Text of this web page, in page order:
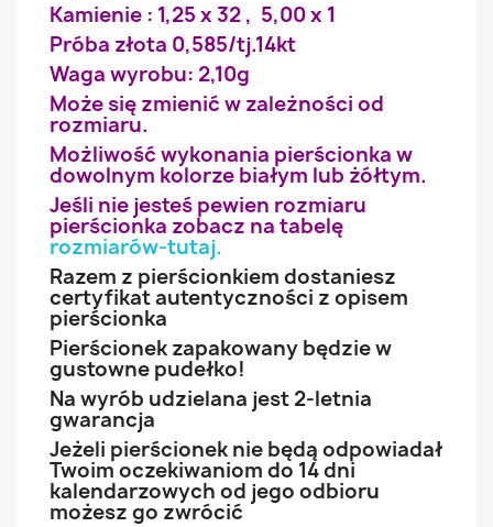
Kamienie : 1,25 x 32 , 5,00 x 1
Próba złota 0,585/tj.14kt
Waga wyrobu: 2,10g
Może się zmienić w zależności od
rozmiaru.
Możliwość wykonania pierścionka w
dowolnym kolorze białym lub żółtym.
Jeśli nie jesteś pewien rozmiaru
pierścionka zobacz na tabelę
rozmiarów-tutaj.
Razem z pierścionkiem dostaniesz
certyfikat autentyczności z opisem
pierścionka
Pierścionek zapakowany będzie w
gustowne pudełko!
Na wyrób udzielana jest 2-letnia
gwarancja
Jeżeli pierścionek nie będą odpowiadał
Twoim oczekiwaniom do 14 dni
kalendarzowych od jego odbioru
możesz go zwrócić